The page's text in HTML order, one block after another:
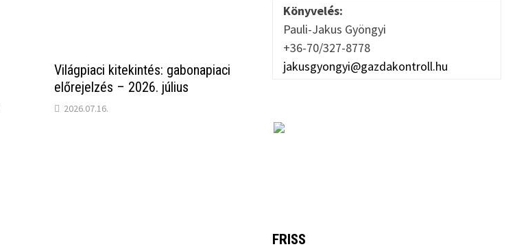
Világpiaci kitekintés: gabonapiaci
előrejelzés – 2026. július
2026.07.16.
Könyvelés:
Pauli-Jakus Gyöngyi
+36-70/327-8778
jakusgyongyi@gazdakontroll.hu
FRISS